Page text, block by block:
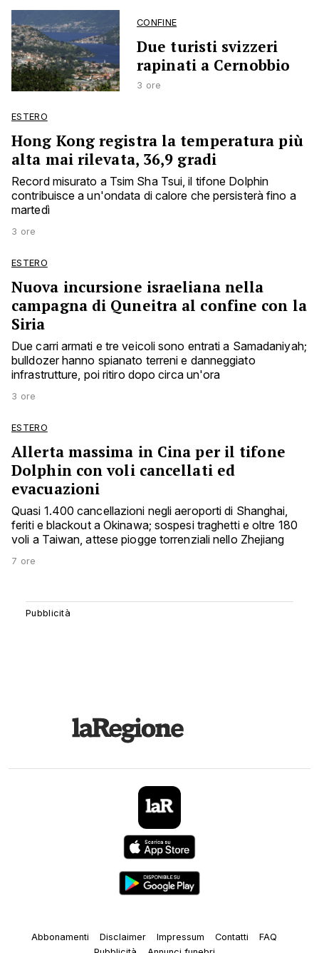
CONFINE
Due turisti svizzeri
rapinati a Cernobbio
3 ore
ESTERO
Hong Kong registra la temperatura più
alta mai rilevata, 36,9 gradi
Record misurato a Tsim Sha Tsui, il tifone Dolphin
contribuisce a un'ondata di calore che persisterà fino a
martedì
3 ore
ESTERO
Nuova incursione israeliana nella
campagna di Quneitra al confine con la
Siria
Due carri armati e tre veicoli sono entrati a Samadaniyah;
bulldozer hanno spianato terreni e danneggiato
infrastrutture, poi ritiro dopo circa un'ora
3 ore
ESTERO
Allerta massima in Cina per il tifone
Dolphin con voli cancellati ed
evacuazioni
Quasi 1.400 cancellazioni negli aeroporti di Shanghai,
feriti e blackout a Okinawa; sospesi traghetti e oltre 180
voli a Taiwan, attese piogge torrenziali nello Zhejiang
7 ore
Abbonamenti Disclaimer Impressum Contatti
FAQ